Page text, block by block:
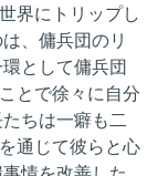
界にトリップし
、傭兵団のリ
として傭兵団
とで徐々に自分
ちは一癖も二
通じて彼らと心